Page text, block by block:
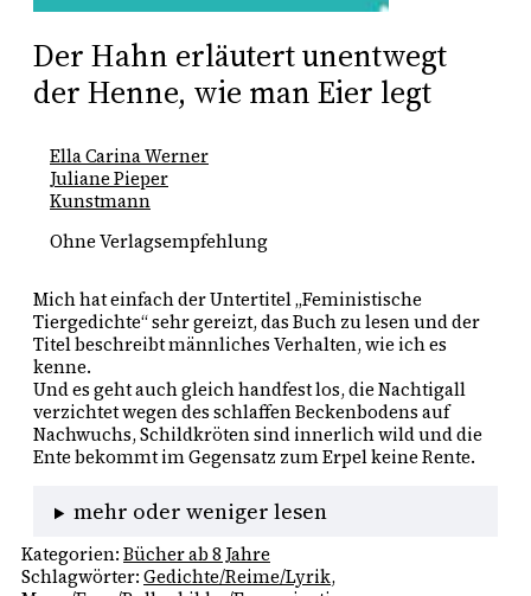
Der Hahn erläutert unentwegt
der Henne, wie man Eier legt
Ella Carina Werner
Juliane Pieper
Kunstmann
Ohne Verlagsempfehlung
Mich hat einfach der Untertitel „Feministische
Tiergedichte“ sehr gereizt, das Buch zu lesen und der
Titel beschreibt männliches Verhalten, wie ich es
kenne.
Und es geht auch gleich handfest los, die Nachtigall
verzichtet wegen des schlaffen Beckenbodens auf
Nachwuchs, Schildkröten sind innerlich wild und die
Ente bekommt im Gegensatz zum Erpel keine Rente.
mehr oder weniger lesen
Kategorien: Bücher ab 8 Jahre
Schlagwörter: Gedichte/Reime/Lyrik